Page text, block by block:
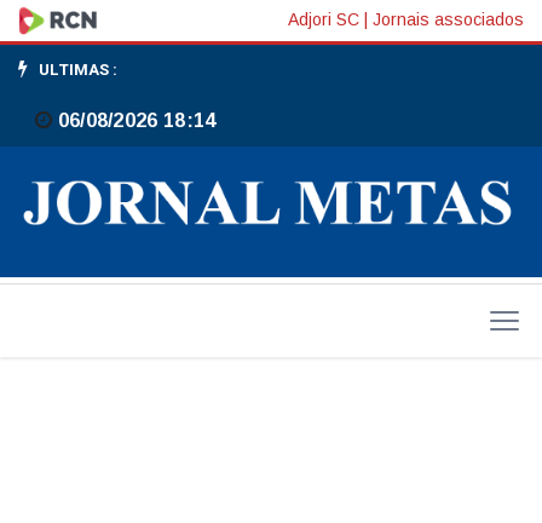
Estuprador
foragido
é
preso
em
Gaspar
Adjori SC Jornais associados
ULTIMAS :
06/08/2026 18:14